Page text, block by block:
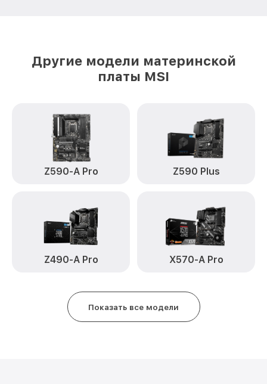
Другие модели материнской
платы MSI
Z590-A Pro Z590 Plus
Z490-A Pro X570-A Pro
Показать все модели